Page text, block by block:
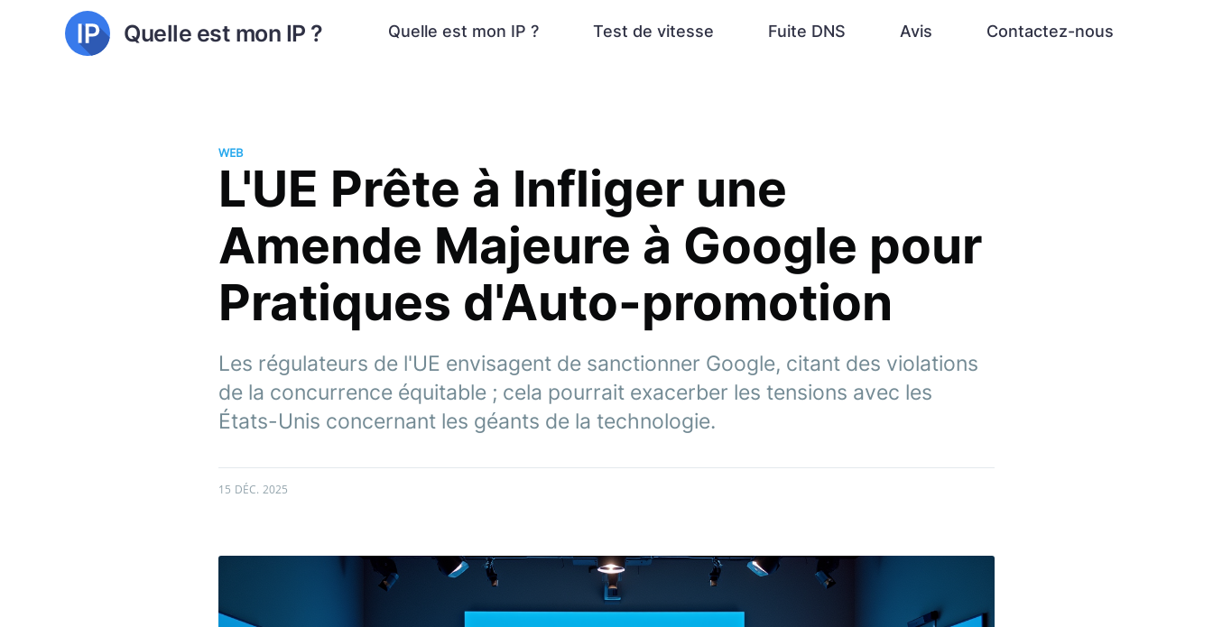
Quelle est mon IP ? Quelle est mon IP ? Test de vitesse Fuite DNS Avis Contactez-nous
WEB
L'UE Prête à Infliger une
Amende Majeure à Google pour
Pratiques d'Auto-promotion
Les régulateurs de l'UE envisagent de sanctionner Google, citant des violations
de la concurrence équitable ; cela pourrait exacerber les tensions avec les
États-Unis concernant les géants de la technologie.
15 DÉC. 2025